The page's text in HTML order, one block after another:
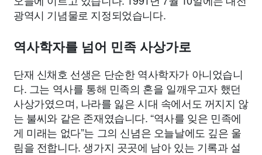
광역시 기념물로 지정되었습니다.
역사학자를 넘어 민족 사상가로
단재 신채호 선생은 단순한 역사학자가 아니었습니
다. 그는 역사를 통해 민족의 혼을 일깨우고자 했던
사상가였으며, 나라를 잃은 시대 속에서도 꺼지지 않
는 불씨와 같은 존재였습니다. “역사를 잊은 민족에
게 미래는 없다”는 그의 신념은 오늘날에도 깊은 울
림을 전합니다. 생가지 곳곳에 남아 있는 기록과 설